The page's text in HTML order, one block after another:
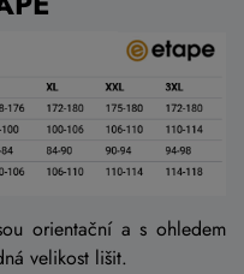
orientační a s ohledem
velikost lišit.